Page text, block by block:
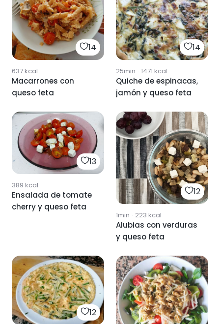
14
637kcal
Macarrones con
queso feta
14
25min · 1471 kcal
Quiche de espinacas,
jamón y queso feta
13
389 kcal
Ensalada de tomate
cherry y queso feta
12
1min · 223 kcal
Alubias con verduras
y queso feta
12